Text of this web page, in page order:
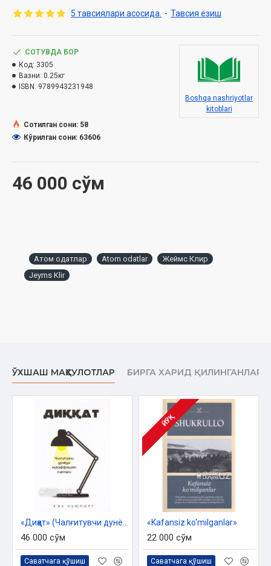
Бичими: 84×108 1/325 тавсиялари асосида. - Тавсия ёзиш
46 000 сўм
СОТУВДА БОР
Код: 3305
Вазни: 0.25кг
ISBN: 9789943231948
Boshqa nashriyotlar
kitoblari
Сотилган сони: 58
Кўрилган сони: 63606
Атом одатлар Atom odatlar
Жеймс Клир
Jeyms Klir
ЎХШАШ МАҲСУЛОТЛАР БИРГА ХАРИД ҚИЛИНГАНЛАР
46 000 сўм
Саватчага қўшиш
ЙЎҚ
«Kafansiz ko'milganlar»
22 000 сўм
Саватчага қўшиш